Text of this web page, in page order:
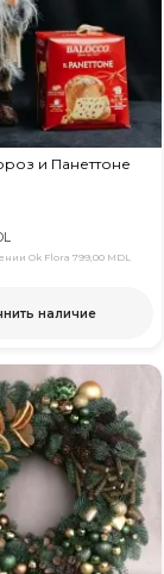
и Панеттоне
Ok Flora 799,00 MDL
наличие